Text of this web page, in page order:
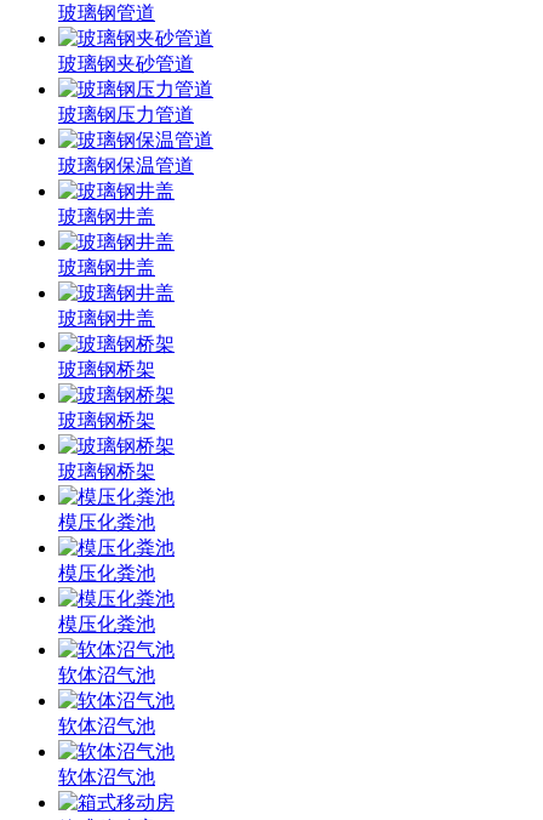
玻璃钢管道
玻璃钢夹砂管道
玻璃钢压力管道
玻璃钢保温管道
玻璃钢井盖
玻璃钢井盖
玻璃钢井盖
玻璃钢桥架
玻璃钢桥架
玻璃钢桥架
模压化粪池
模压化粪池
模压化粪池
软体沼气池
软体沼气池
软体沼气池